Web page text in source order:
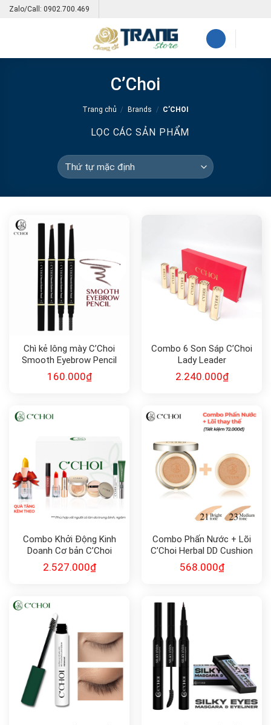
SkipZalo/Call: 0902.700.469
C’Choi
Trang chủ / Brands / C’CHOI
LỌC CÁC SẢN PHẨM
Chì kẻ lông mày C’Choi
Smooth Eyebrow Pencil
160.000₫
Combo 6 Son Sáp C’Choi
Lady Leader
2.240.000₫
Combo Khởi Động Kinh
Doanh Cơ bản C’Choi
2.527.000₫
Combo Phấn Nước + Lõi
C’Choi Herbal DD Cushion
568.000₫